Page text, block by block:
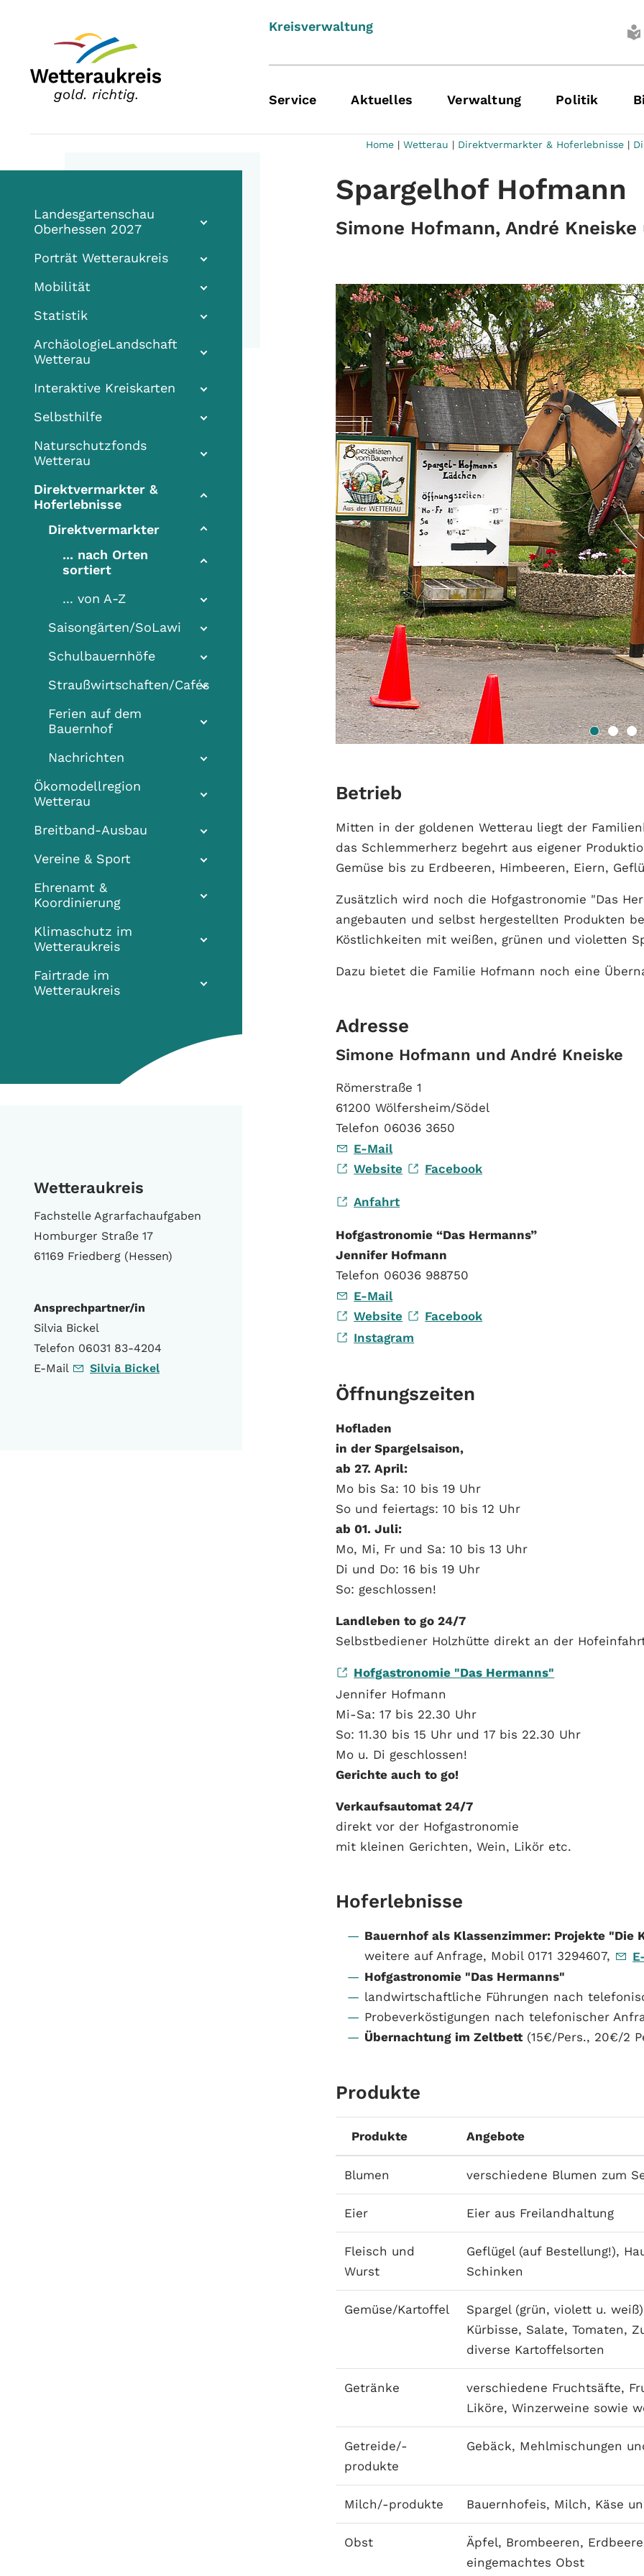
Kreisverwaltung
Service Aktuelles Verwaltung Politik
Landesgartenschau
Oberhessen 2027
Porträt Wetteraukreis
Mobilität
Statistik
ArchäologieLandschaft
Wetterau
Interaktive Kreiskarten
Selbsthilfe
Naturschutzfonds
Wetterau
Direktvermarkter &
Hoferlebnisse
Direktvermarkter
... nach Orten
sortiert
... von A-Z
Saisongärten/SoLawi
Schulbauernhöfe
Straußwirtschaften/Cafés
Ferien auf dem
Bauernhof
Nachrichten
Ökomodellregion
Wetterau
Breitband-Ausbau
Vereine & Sport
Ehrenamt &
Koordinierung
Klimaschutz im
Wetteraukreis
Fairtrade im
Wetteraukreis
Wetteraukreis
Fachstelle Agrarfachaufgaben
Homburger Straße 17
61169 Friedberg (Hessen)
Ansprechpartner/in
Silvia Bickel
Telefon 06031 83-4204
E-Mail
Silvia Bickel
Home| Wetterau | Direktvermarkter & Hoferlebnisse|
Spargelhof Hofmann
Simone Hofmann, André
Betrieb
Mitten in der goldenen Wetterau liegt der
das Schlemmerherz begehrt aus eigener
Gemüse bis zu Erdbeeren, Himbeeren, Eiern,
Zusätzlich wird noch die Hofgastronomie "Das
angebauten und selbst hergestellten Produkten
Köstlichkeiten mit weißen, grünen und violetten
Dazu bietet die Familie Hofmann noch eine
Adresse
Simone Hofmann und André Kneiske
Römerstraße 1
61200 Wölfersheim/Södel
Telefon 06036 3650
E-Mail
Website
Facebook
Anfahrt
Hofgastronomie “Das Hermanns”
Jennifer Hofmann
Telefon 06036 988750
E-Mail
Website
Facebook
Instagram
Öffnungszeiten
Hofladen
in der Spargelsaison,
ab 27. April:
Mo bis Sa: 10 bis 19 Uhr
So und feiertags: 10 bis 12 Uhr
ab 01. Juli:
Mo, Mi, Fr und Sa: 10 bis 13 Uhr
Di und Do: 16 bis 19 Uhr
So: geschlossen!
Landleben to go 24/7
Selbstbediener Holzhütte direkt an der
Hofgastronomie "Das Hermanns"
Jennifer Hofmann
Mi-Sa: 17 bis 22.30 Uhr
So: 11.30 bis 15 Uhr und 17 bis 22.30 Uhr
Mo u. Di geschlossen!
Gerichte auch to go!
Verkaufsautomat 24/7
direkt vor der Hofgastronomie
mit kleinen Gerichten, Wein, Likör etc.
Hoferlebnisse
Bauernhof als Klassenzimmer: Projekte
weitere auf Anfrage, Mobil 0171 3294607,
Hofgastronomie "Das Hermanns"
landwirtschaftliche Führungen nach
Probeverköstigungen nach telefonischer
Übernachtung im Zeltbett(15€/Pers., 20€/2
Produkte
Produkte Angebote
Blumen verschiedene Blumen zum
Eier Eier aus Freilandhaltung
Fleisch und
Wurst
Geflügel (auf Bestellung!),
Schinken
Gemüse/Kartoffel
Spargel (grün, violett u.
Kürbisse, Salate, Tomaten,
diverse Kartoffelsorten
Getränke
verschiedene Fruchtsäfte,
Liköre, Winzerweine sowie
Getreide/-
produkte
Gebäck, Mehlmischungen
Milch/-produkte Bauernhofeis, Milch, Käse
Obst
Äpfel, Brombeeren,
eingemachtes Obst